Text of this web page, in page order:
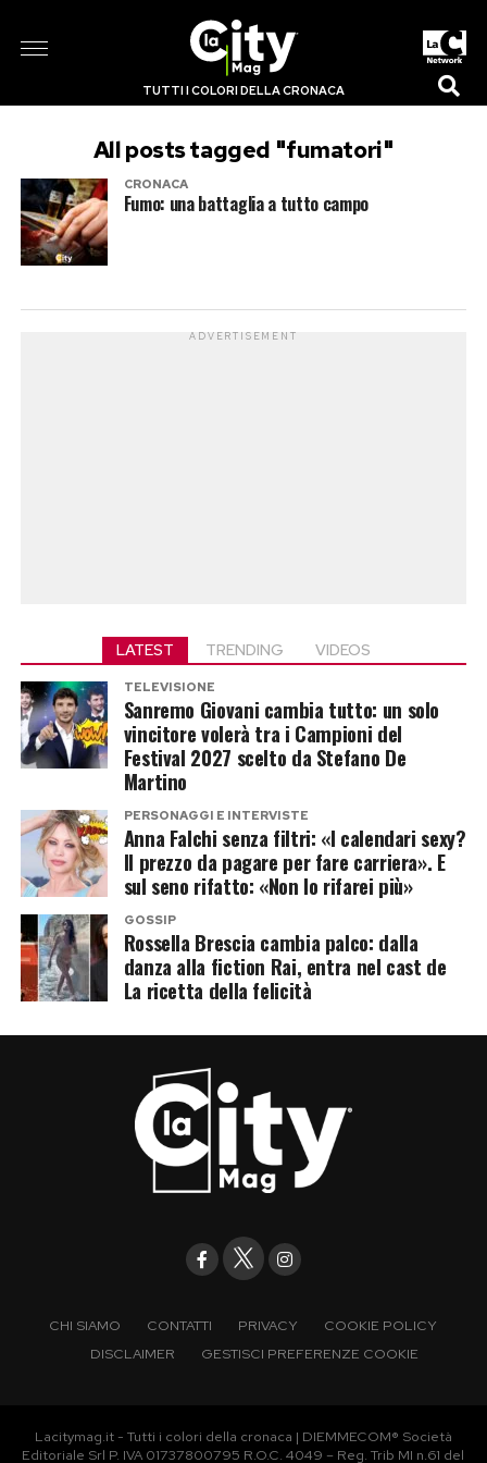
TUTTI I COLORI DELLA CRONACA
All posts tagged "fumatori"
CRONACA
Fumo: una battaglia a tutto campo
ADVERTISEMENT
LATEST TRENDING VIDEOS
TELEVISIONE
Sanremo Giovani cambia tutto: un solo
vincitore volerà tra i Campioni del
Festival 2027 scelto da Stefano De
Martino
PERSONAGGI E INTERVISTE
Anna Falchi senza filtri: «I calendari sexy?
Il prezzo da pagare per fare carriera». E
sul seno rifatto: «Non lo rifarei più»
GOSSIP
Rossella Brescia cambia palco: dalla
danza alla fiction Rai, entra nel cast de
La ricetta della felicità
CHI SIAMO CONTATTI PRIVACY
COOKIE POLICY
DISCLAIMER
GESTISCI PREFERENZE COOKIE
Lacitymag.it - Tutti i colori della cronaca | DIEMMECOM® Società
Editoriale Srl P. IVA 01737800795 R.O.C. 4049 – Reg. Trib MI n.61 del